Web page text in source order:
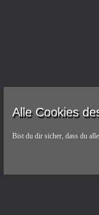
Alle Cookies
Bist du dir sicher, dass du